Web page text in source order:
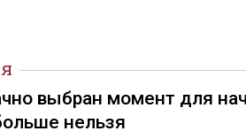
выбран момент для
нельзя